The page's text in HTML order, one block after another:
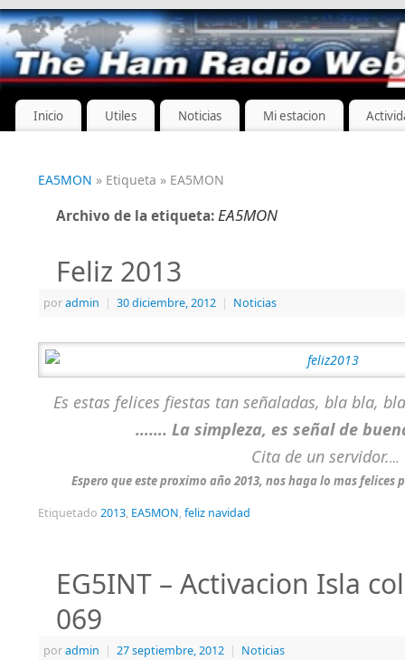
Inicio Utiles Noticias Mi estacion
EA5MON » Etiqueta » EA5MON
Archivo de la etiqueta:EA5MON
Feliz 2013
poradmin | 30 diciembre, 2012 | Noticias
Es estas felices fiestas tan señaladas, bla bla,
……. La simpleza, es señal de
Cita de un servidor.…
Espero que este proximo año 2013, nos haga lo mas
Etiquetado 2013, EA5MON,feliz navidad
EG5INT – Activacion Isla
069
poradmin | 27 septiembre, 2012 | Noticias